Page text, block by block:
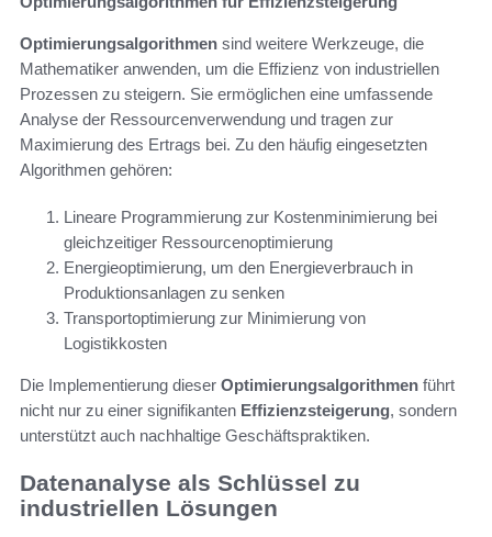
Optimierungsalgorithmen sind weitere Werkzeuge, die
Mathematiker anwenden, um die Effizienz von industriellen
Prozessen zu steigern. Sie ermöglichen eine umfassende
Analyse der Ressourcenverwendung und tragen zur
Maximierung des Ertrags bei. Zu den häufig eingesetzten
Algorithmen gehören:
Lineare Programmierung zur Kostenminimierung bei
gleichzeitiger Ressourcenoptimierung
Energieoptimierung, um den Energieverbrauch in
Produktionsanlagen zu senken
Transportoptimierung zur Minimierung von
Logistikkosten
Die Implementierung dieser Optimierungsalgorithmen führt
nicht nur zu einer signifikanten Effizienzsteigerung, sondern
unterstützt auch nachhaltige Geschäftspraktiken.
Datenanalyse als Schlüssel zu
industriellen Lösungen